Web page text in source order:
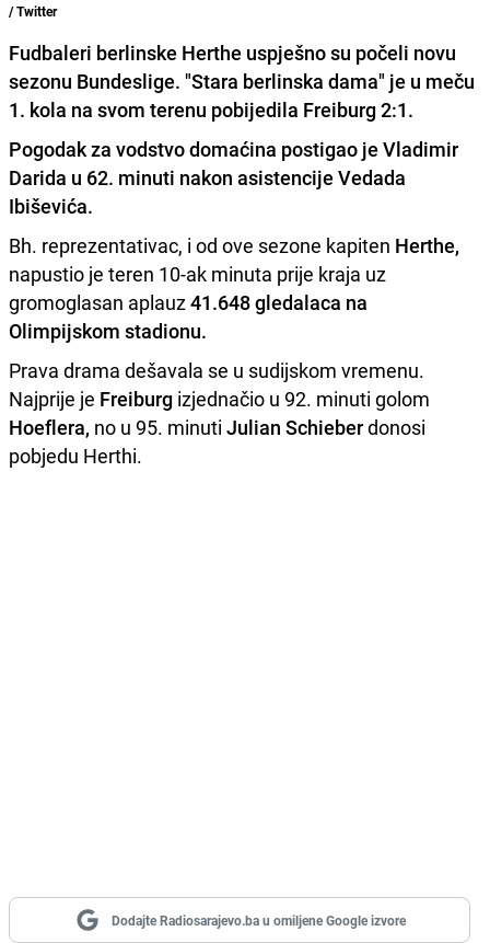
/ Twitter
Fudbaleri berlinske Herthe uspješno su počeli novu
sezonu Bundeslige. "Stara berlinska dama" je u meču
1. kola na svom terenu pobijedila Freiburg 2:1.
Pogodak za vodstvo domaćina postigao je Vladimir
Darida u 62. minuti nakon asistencije Vedada
Ibiševića.
Bh. reprezentativac, i od ove sezone kapiten Herthe,
napustio je teren 10-ak minuta prije kraja uz
gromoglasan aplauz41.648 gledalaca na
Olimpijskom stadionu.
Prava drama dešavala se u sudijskom vremenu.
Najprije je Freiburg izjednačio u 92. minuti golom
Hoeflera, no u 95. minuti Julian Schieberdonosi
pobjedu Herthi.
Dodajte Radiosarajevo.ba u omiljene Google izvore